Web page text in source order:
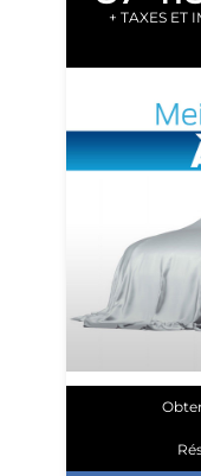
+ TAXES ET